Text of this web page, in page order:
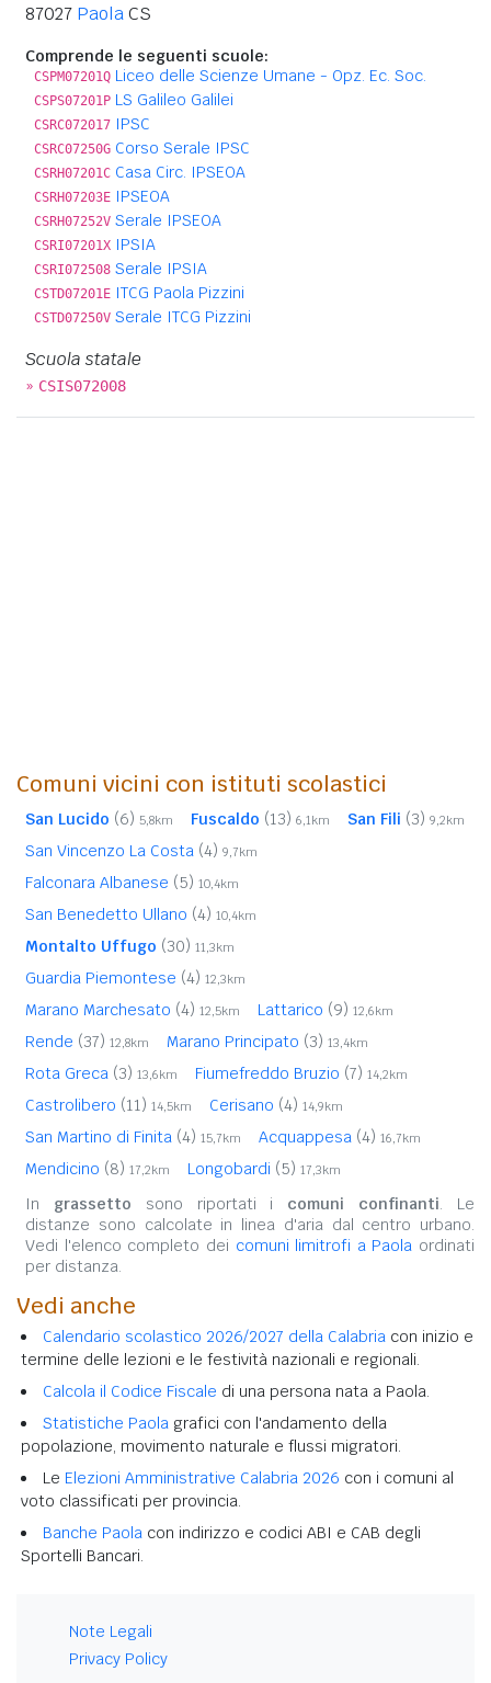
87027 PaolaCS
Comprende le seguenti scuole:
CSPM07201Q Liceo delle Scienze Umane - Opz. Ec. Soc.
CSPS07201P LS Galileo Galilei
CSRC072017 IPSC
CSRC07250G Corso Serale IPSC
CSRH07201C Casa Circ. IPSEOA
CSRH07203E IPSEOA
CSRH07252V Serale IPSEOA
CSRI07201X IPSIA
CSRI072508 Serale IPSIA
CSTD07201E ITCG Paola Pizzini
CSTD07250V Serale ITCG Pizzini
Scuola statale
» CSIS072008
Comuni vicini con istituti scolastici
San Lucido (6) 5,8km Fuscaldo (13) 6,1km San Fili (3) 9,2km
San Vincenzo La Costa (4) 9,7km
Falconara Albanese (5) 10,4km
San Benedetto Ullano (4) 10,4km
Montalto Uffugo (30) 11,3km
Guardia Piemontese (4) 12,3km
Marano Marchesato (4) 12,5km Lattarico (9) 12,6km
Rende (37) 12,8km Marano Principato (3) 13,4km
Rota Greca (3) 13,6km Fiumefreddo Bruzio (7) 14,2km
Castrolibero (11) 14,5km Cerisano (4) 14,9km
San Martino di Finita (4) 15,7km Acquappesa (4) 16,7km
Mendicino (8) 17,2km Longobardi (5) 17,3km
In grassetto sono riportati i comuni confinanti. Le
distanze sono calcolate in linea d'aria dal centro urbano.
Vedi l'elenco completo dei comuni limitrofi a Paola ordinati
per distanza.
Vedi anche
Calendario scolastico 2026/2027 della Calabria con inizio e
termine delle lezioni e le festività nazionali e regionali.
Calcola il Codice Fiscale di una persona nata a Paola.
Statistiche Paola grafici con l'andamento della
popolazione, movimento naturale e flussi migratori.
Le Elezioni Amministrative Calabria 2026 con i comuni al
voto classificati per provincia.
Banche Paola con indirizzo e codici ABI e CAB degli
Sportelli Bancari.
Note Legali
Privacy Policy